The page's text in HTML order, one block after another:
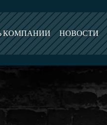
КОМПАНИИ НОВОСТИ